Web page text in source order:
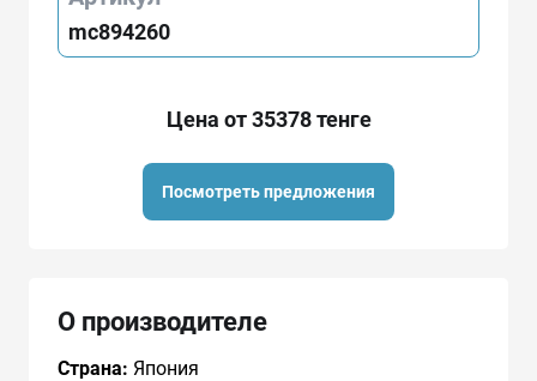
mc894260
Цена от 35378 тенге
Посмотреть предложения
О производителе
Страна: Япония